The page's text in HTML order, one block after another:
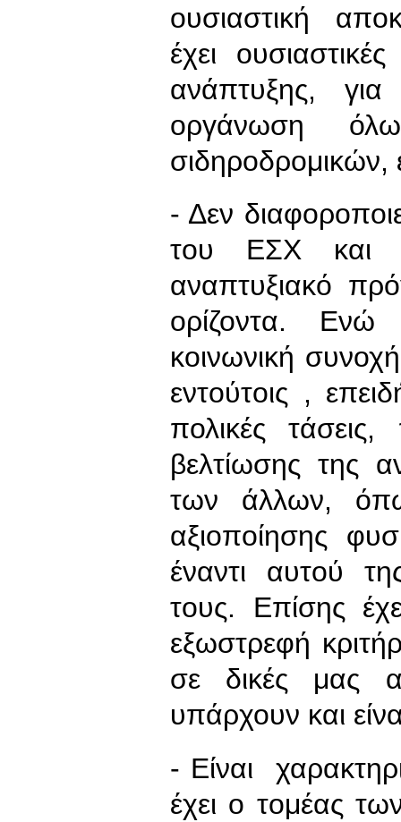
ουσιαστική
έχει
ανάπτυξης,
οργάνωση
σιδηροδρομικών,
- Δεν
του ΕΣΧ και
αναπτυξιακό
ορίζοντα. Ενώ
κοινωνική
εντούτοις ,
πολικές
βελτίωσης της
των άλλων,
αξιοποίησης
έναντι αυτού
τους. Επίσης
εξωστρεφή
σε δικές μας
υπάρχουν και
- Είναι
έχει ο τομέας